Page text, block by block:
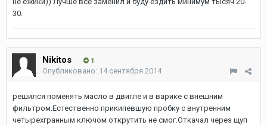
30.
Nikitos 1
Опубликовано: 14 сентября 2014
решился поменять масло в двигле и в варике с внешним
фильтром.Естественно прикипевшую пробку с внутренним
четырехгранным ключом открутить не смог.Откачал через щуп